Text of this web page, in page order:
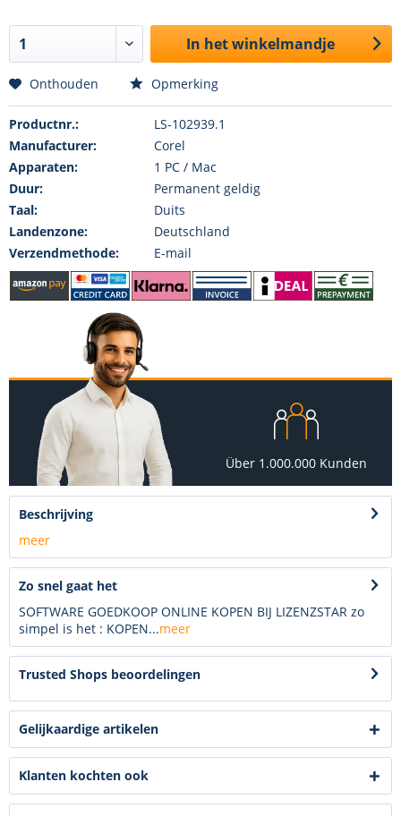
In het winkelmandje
Onthouden Opmerking
Productnr.:
LS-102939.1
Manufacturer:
Corel
Apparaten:
1 PC / Mac
Duur:
Permanent geldig
Taal:
Duits
Landenzone:
Deutschland
Verzendmethode:
E-mail
Über 1.000.000 Kunden
Beschrijving
meer
Zo snel gaat het
SOFTWARE GOEDKOOP ONLINE KOPEN BIJ LIZENZSTAR zo
simpel is het : KOPEN...meer
Trusted Shops beoordelingen
Gelijkaardige artikelen
Klanten kochten ook